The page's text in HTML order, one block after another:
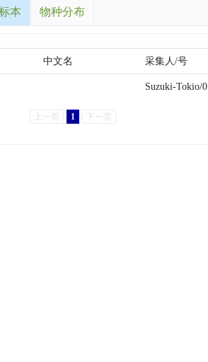
本 物种分布
中文名 采集人/号
Suzuki-Tokio/0
上一页 1 下一页